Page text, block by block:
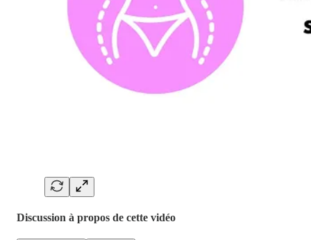
Discussion à propos de cette vidéo